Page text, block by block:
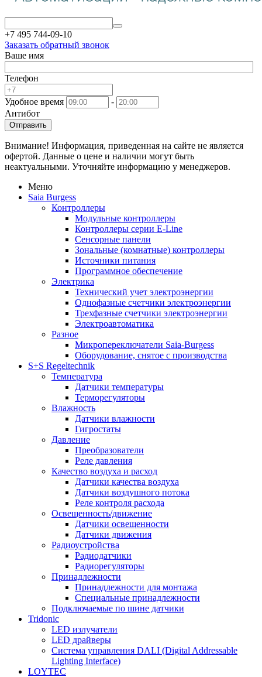
+7 495 744-09-10
Заказать обратный звонок
Ваше имя
Телефон
Удобное время
-
Антибот
Отправить
Внимание! Информация, приведенная на сайте не является
офертой. Данные о цене и наличии могут быть
неактуальными. Уточняйте информацию у менеджеров.
Меню
Saia Burgess
Контроллеры
Модульные контроллеры
Контроллеры серии E-Line
Сенсорные панели
Зональные (комнатные) контроллеры
Источники питания
Программное обеспечение
Электрика
Технический учет электроэнергии
Однофазные счетчики электроэнергии
Трехфазные счетчики электроэнергии
Электроавтоматика
Разное
Микропереключатели Saia-Burgess
Оборудование, снятое с производства
S+S Regeltechnik
Температура
Датчики температуры
Терморегуляторы
Влажность
Датчики влажности
Гигростаты
Давление
Преобразователи
Реле давления
Качество воздуха и расход
Датчики качества воздуха
Датчики воздушного потока
Реле контроля расхода
Освещенность/движение
Датчики освещенности
Датчики движения
Радиоустройства
Радиодатчики
Радиорегуляторы
Принадлежности
Принадлежности для монтажа
Специальные принадлежности
Подключаемые по шине датчики
Tridonic
LED излучатели
LED драйверы
Система управления DALI (Digital Addressable
Lighting Interface)
LOYTEC